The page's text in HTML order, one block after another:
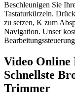
Beschleunigen Sie
Tastaturkürzeln.
zu setzen, K zum
Navigation. Unser
Video Online
Schnellste
Trimmer